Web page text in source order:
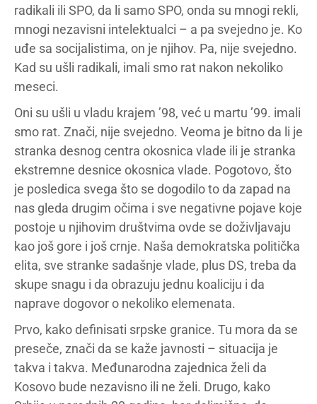
radikali ili SPO, da li samo SPO, onda su mnogi rekli,
mnogi nezavisni intelektualci – a pa svejedno je. Ko
uđe sa socijalistima, on je njihov. Pa, nije svejedno.
Kad su ušli radikali, imali smo rat nakon nekoliko
meseci.
Oni su ušli u vladu krajem ’98, već u martu ’99. imali
smo rat. Znači, nije svejedno. Veoma je bitno da li je
stranka desnog centra okosnica vlade ili je stranka
ekstremne desnice okosnica vlade. Pogotovo, što
je posledica svega što se dogodilo to da zapad na
nas gleda drugim očima i sve negativne pojave koje
postoje u njihovim društvima ovde se doživljavaju
kao još gore i još crnje. Naša demokratska politička
elita, sve stranke sadašnje vlade, plus DS, treba da
skupe snagu i da obrazuju jednu koaliciju i da
naprave dogovor o nekoliko elemenata.
Prvo, kako definisati srpske granice. Tu mora da se
preseče, znači da se kaže javnosti – situacija je
takva i takva. Međunarodna zajednica želi da
Kosovo bude nezavisno ili ne želi. Drugo, kako